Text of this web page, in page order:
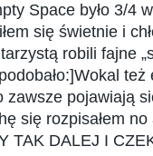
Space było 3/4
się świetnie i
robili fajne
zawsze pojawiają
się rozpisałem
TAK DALEJ I